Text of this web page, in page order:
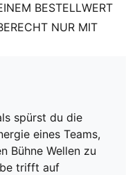
Nummer des
BESTELLWERT
NUR MIT
spürst du die
eines Teams,
Bühne Wellen zu
trifft auf